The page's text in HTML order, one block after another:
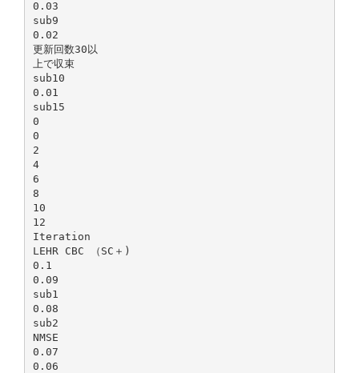
0.03
sub9
0.02
更新回数30以
上で収束
sub10
0.01
sub15
0
0
2
4
6
8
10
12
Iteration
LEHR CBC （SC＋)
0.1
0.09
sub1
0.08
sub2
NMSE
0.07
0.06